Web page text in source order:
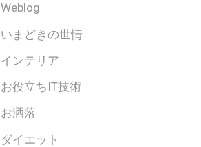
Weblog
いまどきの世情
インテリア
お役立ちIT技術
お洒落
ダイエット